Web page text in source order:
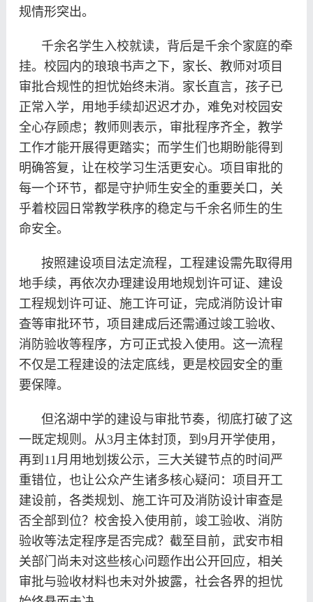
规情形突出。
千余名学生入校就读，背后是千余个家庭的牵
挂。校园内的琅琅书声之下，家长、教师对项目
审批合规性的担忧始终未消。家长直言，孩子已
正常入学，用地手续却迟迟才办，难免对校园安
全心存顾虑；教师则表示，审批程序齐全，教学
工作才能开展得更踏实；而学生们也期盼能得到
明确答复，让在校学习生活更安心。项目审批的
每一个环节，都是守护师生安全的重要关口，关
乎着校园日常教学秩序的稳定与千余名师生的生
命安全。
按照建设项目法定流程，工程建设需先取得用
地手续，再依次办理建设用地规划许可证、建设
工程规划许可证、施工许可证，完成消防设计审
查等审批环节，项目建成后还需通过竣工验收、
消防验收等程序，方可正式投入使用。这一流程
不仅是工程建设的法定底线，更是校园安全的重
要保障。
但洺湖中学的建设与审批节奏，彻底打破了这
一既定规则。从3月主体封顶，到9月开学使用，
再到11月用地划拨公示，三大关键节点的时间严
重错位，也让公众产生诸多核心疑问：项目开工
建设前，各类规划、施工许可及消防设计审查是
否全部到位？校舍投入使用前，竣工验收、消防
验收等法定程序是否完成？截至目前，武安市相
关部门尚未对这些核心问题作出公开回应，相关
审批与验收材料也未对外披露，社会各界的担忧